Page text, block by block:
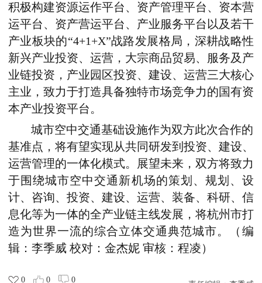
积极构建资源运作平台、资产管理平台、资本营
运平台、资产营运平台、产业服务平台以及若干
产业板块的“4+1+X”战路发展格局，深耕战略性
新兴产业投资、运营，大宗商品贸易、服务及产
业链投资，产业园区投资、建设、运营三大核心
主业，致力于打造具备独特市场竞争力的国有资
本产业投资平台。
城市空中交通基础设施作为双方此次合作的
基准点，将有望实现从共同研发到投资、建设、
运营管理的一体化模式。展望未来，双方将致力
于围绕城市空中交通新机场的策划、规划、设
计、咨询、投资、建设、运营、装备、科研、信
息化等为一体的全产业链主线发展，将杭州市打
造为世界一流的综合立体交通典范城市。
（编
辑： 李季威 校对：金杰妮 审核：程凌）
0 0 0